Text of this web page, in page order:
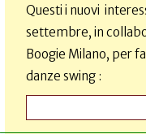
Questi i nuovi
settembre, in
Boogie Milano, per
danze swing :